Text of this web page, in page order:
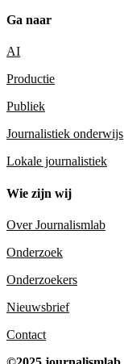
Ga naar
AI
Productie
Publiek
Journalistiek onderwijs
Lokale journalistiek
Wie zijn wij
Over Journalismlab
Onderzoek
Onderzoekers
Nieuwsbrief
Contact